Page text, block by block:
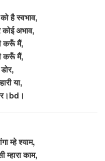
है स्वभाव,
कोई अभाव,
करूँ मैं,
करूँ मैं,
या,
म्हे श्याम,
म्हारा काम,